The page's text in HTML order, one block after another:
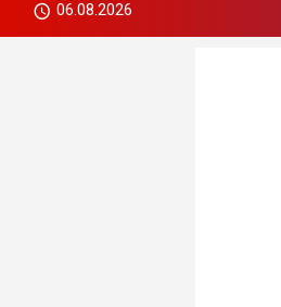
06.08.2026